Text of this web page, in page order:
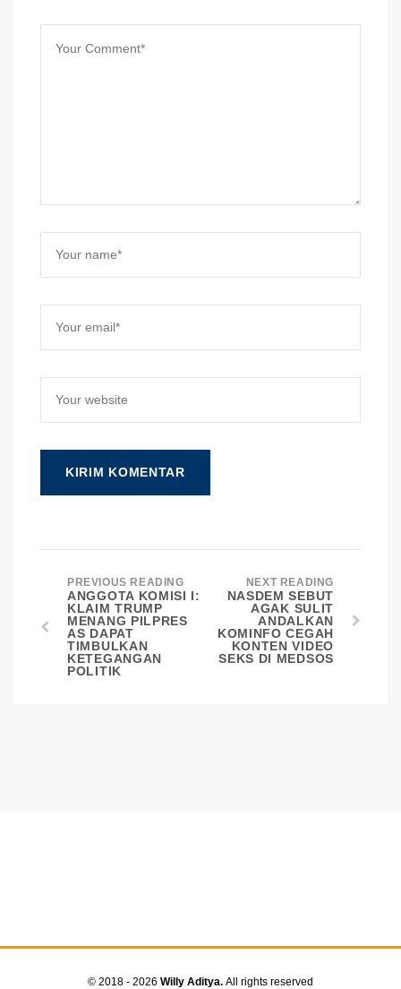
PREVIOUS READING
ANGGOTA KOMISI I:
KLAIM TRUMP
MENANG PILPRES
AS DAPAT
TIMBULKAN
KETEGANGAN
POLITIK
NEXT READING
NASDEM SEBUT
AGAK SULIT
ANDALKAN
KOMINFO CEGAH
KONTEN VIDEO
SEKS DI MEDSOS
© 2018 - 2026 Willy Aditya. All rights reserved